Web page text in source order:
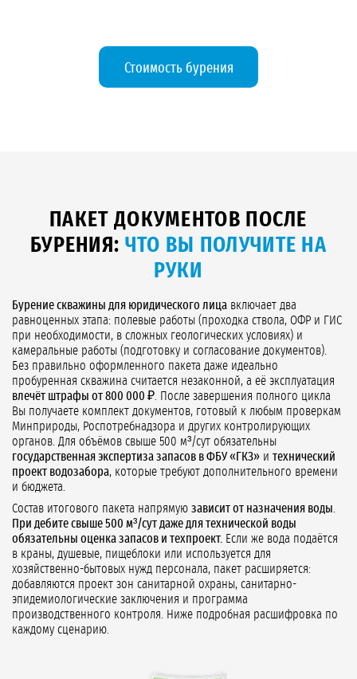
Стоимость бурения
ПАКЕТ ДОКУМЕНТОВ ПОСЛЕ
БУРЕНИЯ: ЧТО ВЫ ПОЛУЧИТЕ НА
РУКИ
Бурение скважины для юридического лица включает два
равноценных этапа: полевые работы (проходка ствола, ОФР и ГИС
при необходимости, в сложных геологических условиях) и
камеральные работы (подготовку и согласование документов).
Без правильно оформленного пакета даже идеально
пробуренная скважина считается незаконной, а её эксплуатация
влечёт штрафы от 800 000 ₽. После завершения полного цикла
Вы получаете комплект документов, готовый к любым проверкам
Минприроды, Роспотребнадзора и других контролирующих
органов. Для объёмов свыше 500 м³/сут обязательны
государственная экспертиза запасов в ФБУ «ГКЗ» и технический
проект водозабора, которые требуют дополнительного времени
и бюджета.
Состав итогового пакета напрямую зависит от назначения воды.
При дебите свыше 500 м³/сут даже для технической воды
обязательны оценка запасов и техпроект. Если же вода подаётся
в краны, душевые, пищеблоки или используется для
хозяйственно-бытовых нужд персонала, пакет расширяется:
добавляются проект зон санитарной охраны, санитарно-
эпидемиологические заключения и программа
производственного контроля. Ниже подробная расшифровка по
каждому сценарию.